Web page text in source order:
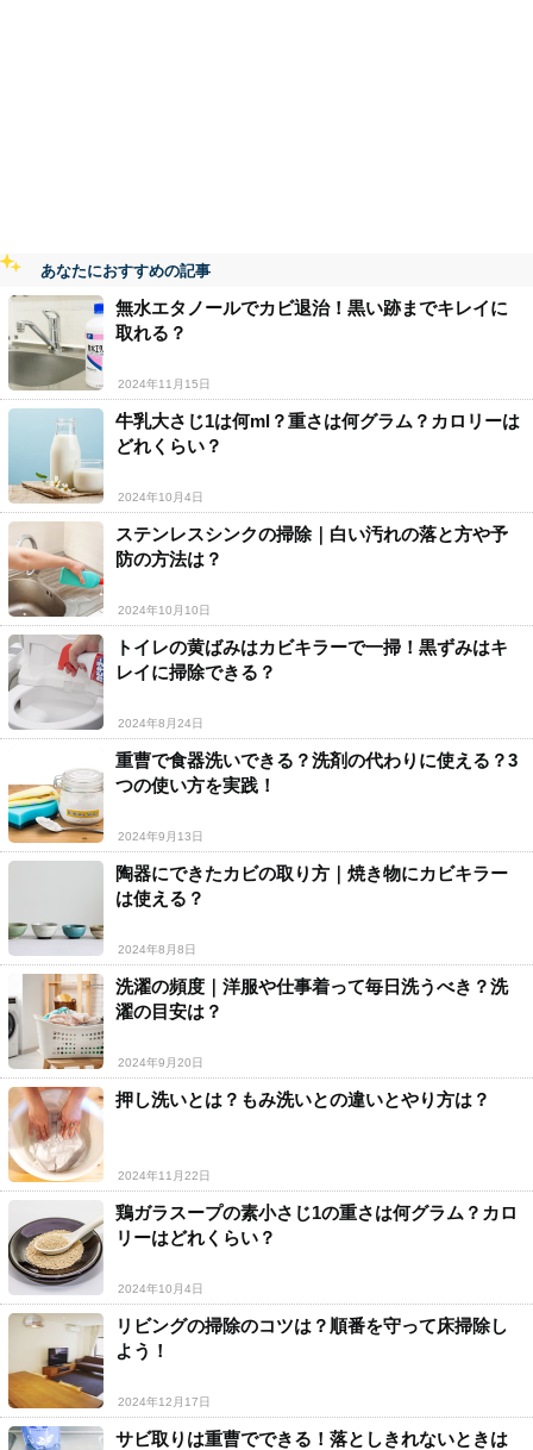
あなたにおすすめの記事
無水エタノールでカビ退治！黒い跡までキレイに
取れる？
2024年11月15日
牛乳大さじ1は何ml？重さは何グラム？カロリーは
どれくらい？
2024年10月4日
ステンレスシンクの掃除｜白い汚れの落と方や予
防の方法は？
2024年10月10日
トイレの黄ばみはカビキラーで一掃！黒ずみはキ
レイに掃除できる？
2024年8月24日
重曹で食器洗いできる？洗剤の代わりに使える？3
つの使い方を実践！
2024年9月13日
陶器にできたカビの取り方｜焼き物にカビキラー
は使える？
2024年8月8日
洗濯の頻度｜洋服や仕事着って毎日洗うべき？洗
濯の目安は？
2024年9月20日
押し洗いとは？もみ洗いとの違いとやり方は？
2024年11月22日
鶏ガラスープの素小さじ1の重さは何グラム？カロ
リーはどれくらい？
2024年10月4日
リビングの掃除のコツは？順番を守って床掃除し
よう！
2024年12月17日
サビ取りは重曹でできる！落としきれないときは